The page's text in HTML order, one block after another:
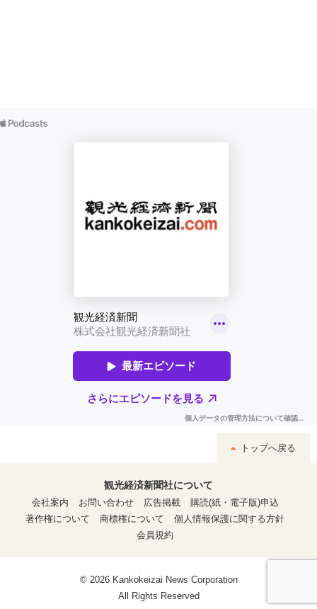
トップへ戻る
観光経済新聞社について
会社案内
お問い合わせ 広告掲載
購読(紙・電子版)申込
著作権について
商標権について
個人情報保護に関する方針
会員規約
© 2026 Kankokeizai News Corporation
All Rights Reserved